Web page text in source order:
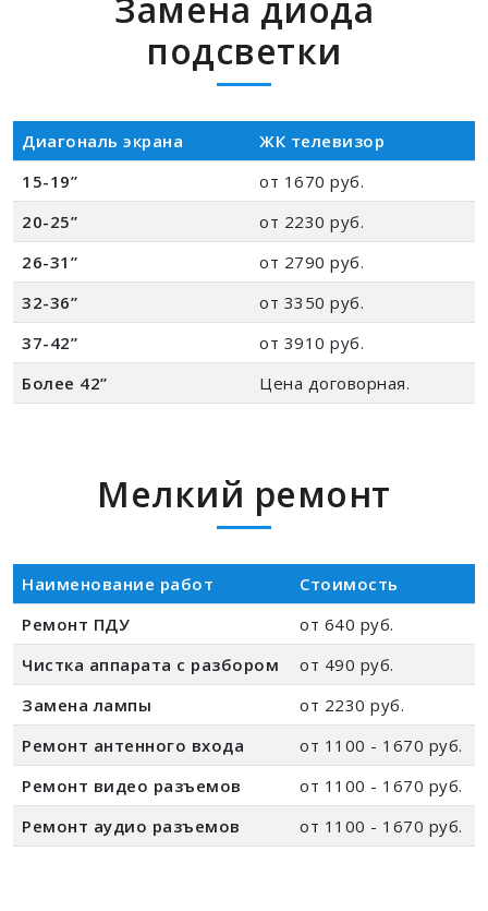
подсветки
Диагональ экрана
ЖК телевизор
15-19”
от 1670 руб.
20-25”
от 2230 руб.
26-31”
от 2790 руб.
32-36”
от 3350 руб.
37-42”
от 3910 руб.
Более 42”
Цена договорная.
Мелкий ремонт
Наименование работ
Стоимость
Ремонт ПДУ
от 640 руб.
Чистка аппарата с разбором
от 490 руб.
Замена лампы
от 2230 руб.
Ремонт антенного входа
от 1100 - 1670 руб.
Ремонт видео разъемов
от 1100 - 1670 руб.
Ремонт аудио разъемов
от 1100 - 1670 руб.